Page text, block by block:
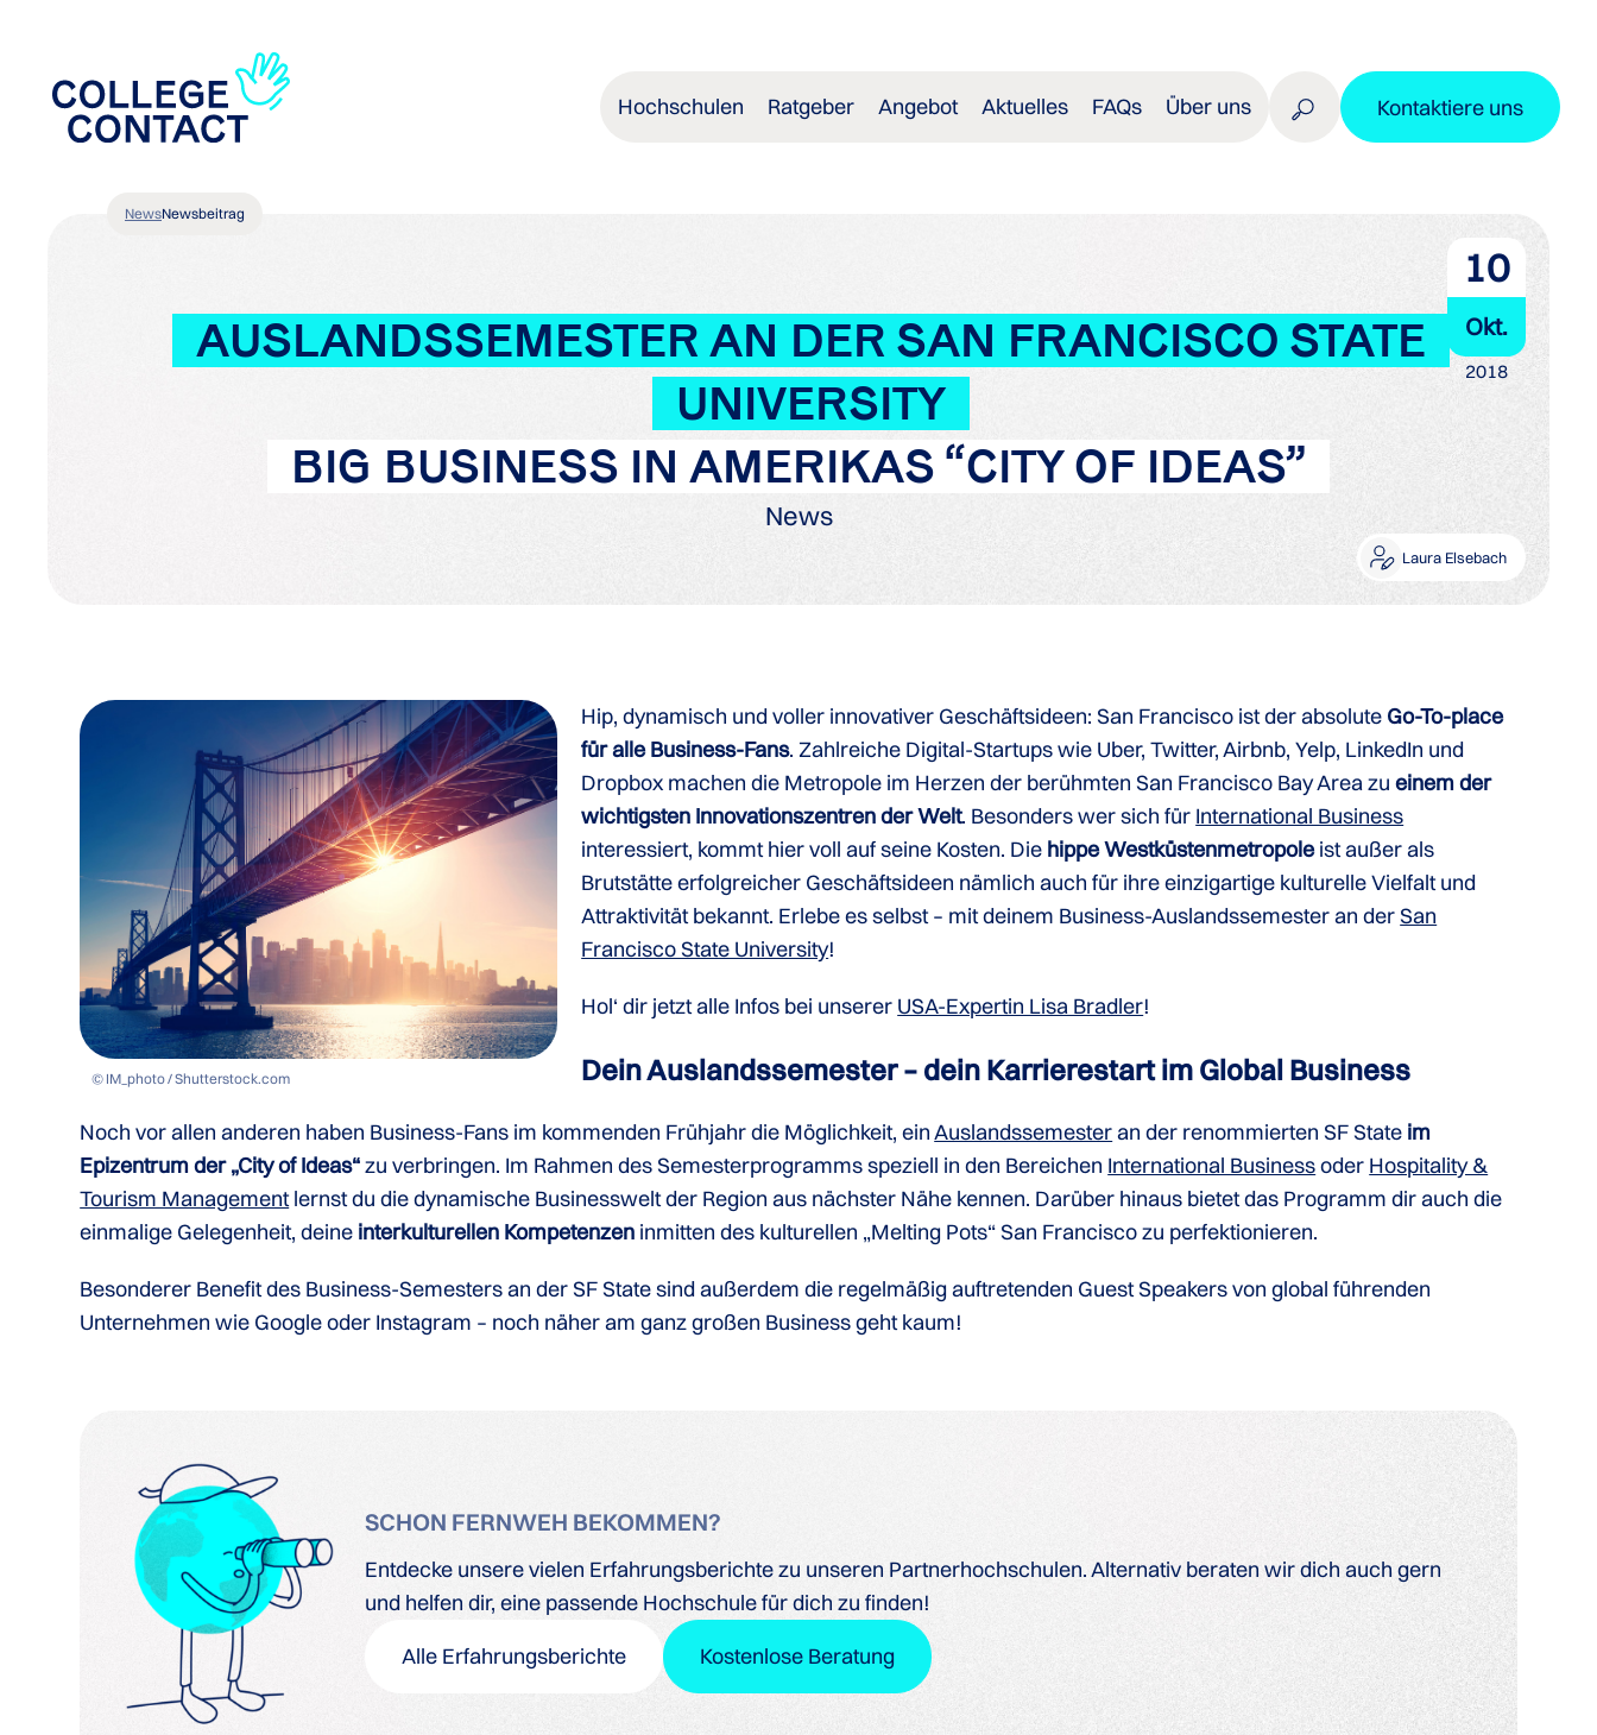
Hochschulen Ratgeber Angebot Aktuelles FAQs Über uns Kontaktiere uns
NewsNewsbeitrag
AUSLANDSSEMESTER AN DER SAN FRANCISCO STATE
UNIVERSITY
BIG BUSINESS IN AMERIKAS “CITY OF IDEAS”
News
10
Okt.
2018
Laura Elsebach
© IM_photo / Shutterstock.com
Hip, dynamisch und voller innovativer Geschäftsideen: San Francisco ist der absolute Go-To-place
für alle Business-Fans. Zahlreiche Digital-Startups wie Uber, Twitter, Airbnb, Yelp, LinkedIn und
Dropbox machen die Metropole im Herzen der berühmten San Francisco Bay Area zueinem der
wichtigsten Innovationszentren der Welt. Besonders wer sich für International Business
interessiert, kommt hier voll auf seine Kosten. Die hippe Westküstenmetropoleist außer als
Brutstätte erfolgreicher Geschäftsideen nämlich auch für ihre einzigartige kulturelle Vielfalt und
Attraktivität bekannt. Erlebe es selbst – mit deinem Business-Auslandssemester an derSan
Francisco State University!
Hol‘ dir jetzt alle Infos bei unserer USA-Expertin Lisa Bradler!
Dein Auslandssemester – dein Karrierestart im Global Business
Noch vor allen anderen haben Business-Fans im kommenden Frühjahr die Möglichkeit, einAuslandssemesteran der renommierten SF State im
Epizentrum der „City of Ideas“zu verbringen. Im Rahmen des Semesterprogramms speziell in den Bereichen International Businessoder Hospitality &
Tourism Managementlernst du die dynamische Businesswelt der Region aus nächster Nähe kennen. Darüber hinaus bietet das Programm dir auch die
einmalige Gelegenheit, deine interkulturellen Kompetenzen inmitten des kulturellen „Melting Pots“ San Francisco zu perfektionieren.
Besonderer Benefit des Business-Semesters an der SF State sind außerdem die regelmäßig auftretenden Guest Speakers von global führenden
Unternehmen wie Google oder Instagram – noch näher am ganz großen Business geht kaum!
SCHON FERNWEH BEKOMMEN?
Entdecke unsere vielen Erfahrungsberichte zu unseren Partnerhochschulen. Alternativ beraten wir dich auch gern
und helfen dir, eine passende Hochschule für dich zu finden!
Alle Erfahrungsberichte
Kostenlose Beratung